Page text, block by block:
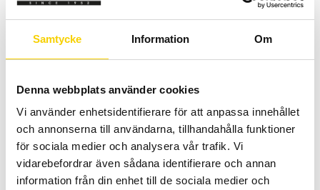
Samtycke Information Om
Denna webbplats använder cookies
Vi använder enhetsidentifierare för att anpassa innehållet
och annonserna till användarna, tillhandahålla funktioner
för sociala medier och analysera vår trafik. Vi
vidarebefordrar även sådana identifierare och annan
information från din enhet till de sociala medier och
Denna stora verktygslåda från Pro är det perfekta sättet att
utrusta ditt garage eller verkstad. 60 olika verktyg
tillverkade i stål och som kommer i en praktisk, robust låda.
kedjeverktyg
vajeravbitare
Frihjulsnav verktyg